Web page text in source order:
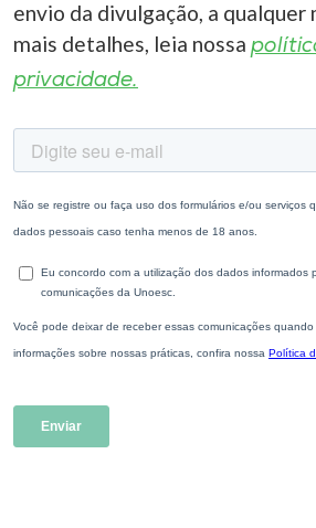
envio da divulgação, a qualquer
mais detalhes, leia nossa
privacidade.